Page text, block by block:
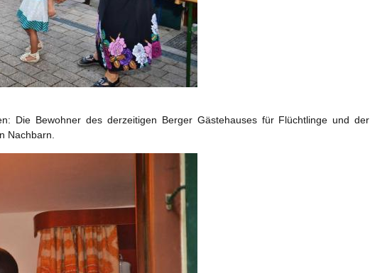
Die Bewohner des derzeitigen Berger Gästehauses für Flüchtlinge und der
Nachbarn.